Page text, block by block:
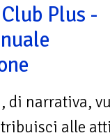
Plus -
di narrativa,
alle